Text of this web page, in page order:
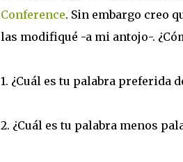
Conference. Sin embargo creo
las modifiqué -a mi antojo-.
1. ¿Cuál es tu palabra preferida
2. ¿Cuál es tu palabra menos